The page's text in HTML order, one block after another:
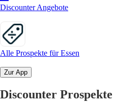
Discounter Angebote
Alle Prospekte für Essen
Zur App
Discounter Prospekte